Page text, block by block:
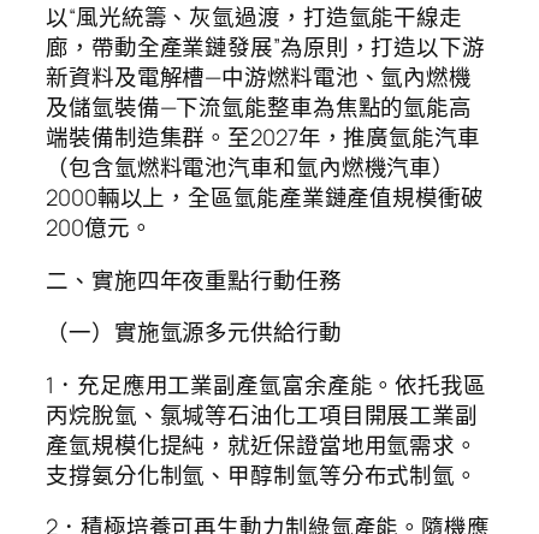
以“風光統籌、灰氫過渡，打造氫能干線走
廊，帶動全產業鏈發展”為原則，打造以下游
新資料及電解槽—中游燃料電池、氫內燃機
及儲氫裝備—下流氫能整車為焦點的氫能高
端裝備制造集群。至2027年，推廣氫能汽車
（包含氫燃料電池汽車和氫內燃機汽車）
2000輛以上，全區氫能產業鏈產值規模衝破
200億元。
二、實施四年夜重點行動任務
（一）實施氫源多元供給行動
1．充足應用工業副產氫富余產能。依托我區
丙烷脫氫、氯堿等石油化工項目開展工業副
產氫規模化提純，就近保證當地用氫需求。
支撐氨分化制氫、甲醇制氫等分布式制氫。
2．積極培養可再生動力制綠氫產能。隨機應